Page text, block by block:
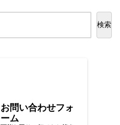
検索
お問い合わせフォ
ーム